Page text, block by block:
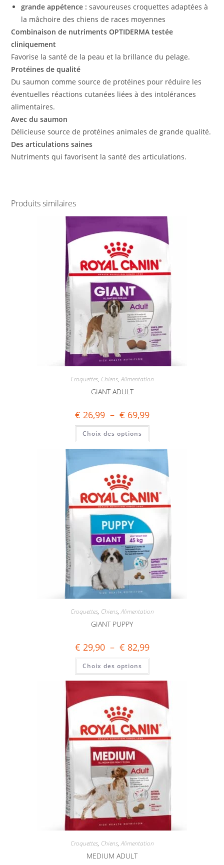
grande appétence : savoureuses croquettes adaptées à
la mâchoire des chiens de races moyennes
Combinaison de nutriments OPTIDERMA testée
cliniquement
Favorise la santé de la peau et la brillance du pelage.
Protéines de qualité
Du saumon comme source de protéines pour réduire les
éventuelles réactions cutanées liées à des intolérances
alimentaires.
Avec du saumon
Délicieuse source de protéines animales de grande qualité.
Des articulations saines
Nutriments qui favorisent la santé des articulations.
Produits similaires
Croquettes, Chiens,Alimentation
GIANT ADULT
€ 26,99 – € 69,99
Choix des options
Croquettes, Chiens,Alimentation
GIANT PUPPY
€ 29,90 – € 82,99
Choix des options
Croquettes, Chiens,Alimentation
MEDIUM ADULT